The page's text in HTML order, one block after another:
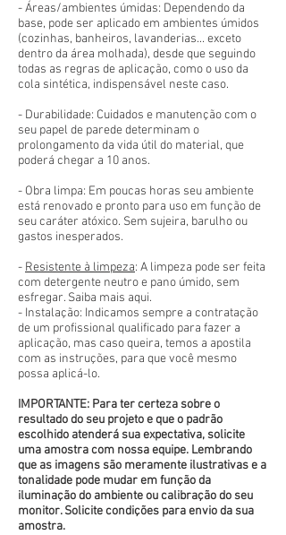
- Áreas/ambientes úmidas: Dependendo da
base, pode ser aplicado em ambientes úmidos
(cozinhas, banheiros, lavanderias... exceto
dentro da área molhada), desde que seguindo
todas as regras de aplicação, como o uso da
cola sintética, indispensável neste caso.
- Durabilidade: Cuidados e manutenção com o
seu papel de parede determinam o
prolongamento da vida útil do material, que
poderá chegar a 10 anos.
- Obra limpa: Em poucas horas seu ambiente
está renovado e pronto para uso em função de
seu caráter atóxico. Sem sujeira, barulho ou
gastos inesperados.
- Resistente à limpeza: A limpeza pode ser feita
com detergente neutro e pano úmido, sem
esfregar. Saiba mais aqui.
- Instalação: Indicamos sempre a contratação
de um profissional qualificado para fazer a
aplicação, mas caso queira, temos a apostila
com as instruções, para que você mesmo
possa aplicá-lo.
IMPORTANTE: Para ter certeza sobre o
resultado do seu projeto e que o padrão
escolhido atenderá sua expectativa, solicite
uma amostra com nossa equipe. Lembrando
que as imagens são meramente ilustrativas e a
tonalidade pode mudar em função da
iluminação do ambiente ou calibração do seu
monitor. Solicite condições para envio da sua
amostra.